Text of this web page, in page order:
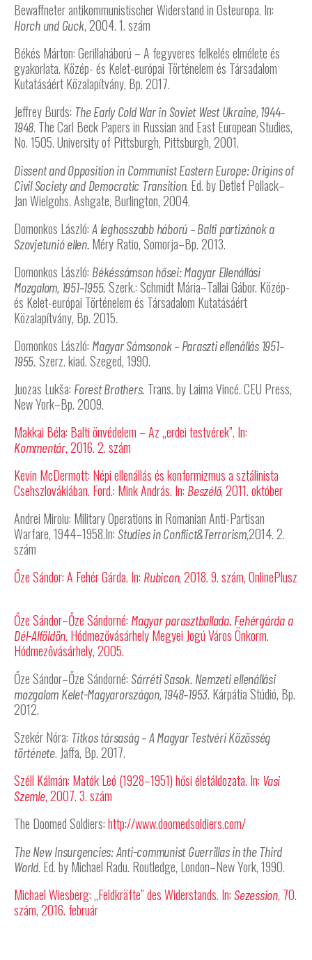
Bewaffneter antikommunistischer Widerstand in Osteuropa. In:
Horch und Guck, 2004. 1. szám
Békés Márton: Gerillaháború – A fegyveres felkelés elmélete és
gyakorlata. Közép- és Kelet-európai Történelem és Társadalom
Kutatásáért Közalapítvány, Bp. 2017.
Jeffrey Burds: The Early Cold War in Soviet West Ukraine, 1944–
1948. The Carl Beck Papers in Russian and East European Studies,
No. 1505. University of Pittsburgh, Pittsburgh, 2001.
Dissent and Opposition in Communist Eastern Europe: Origins of
Civil Society and Democratic Transition. Ed. by Detlef Pollack–
Jan Wielgohs. Ashgate, Burlington, 2004.
Domonkos László: A leghosszabb háború – Balti partizánok a
Szovjetunió ellen. Méry Ratio, Somorja–Bp. 2013.
Domonkos László: Békéssámson hősei: Magyar Ellenállási
Mozgalom, 1951–1955. Szerk.: Schmidt Mária–Tallai Gábor. Közép-
és Kelet-európai Történelem és Társadalom Kutatásáért
Közalapítvány, Bp. 2015.
Domonkos László: Magyar Sámsonok – Paraszti ellenállás 1951–
1955. Szerz. kiad. Szeged, 1990.
Juozas Lukša: Forest Brothers. Trans. by Laima Vincé. CEU Press,
New York–Bp. 2009.
Makkai Béla: Balti önvédelem – Az „erdei testvérek”. In:
Kommentár, 2016. 2. szám
Kevin McDermott: Népi ellenállás és konformizmus a sztálinista
Csehszlovákiában. Ford.: Mink András. In: Beszélő, 2011. október
Andrei Miroiu: Military Operations in Romanian Anti-Partisan
Warfare, 1944–1958.In: Studies in Conflict&Terrorism,2014. 2.
szám
Őze Sándor: A Fehér Gárda. In: Rubicon, 2018. 9. szám, OnlinePlusz
Őze Sándor–Őze Sándorné: Magyar parasztballada. Fehérgárda a
Dél-Alföldön. Hódmezővásárhely Megyei Jogú Város Önkorm.
Hódmezővásárhely, 2005.
Őze Sándor–Őze Sándorné: Sárréti Sasok. Nemzeti ellenállási
mozgalom Kelet-Magyarországon, 1948–1953. Kárpátia Stúdió, Bp.
2012.
Szekér Nóra: Titkos társaság – A Magyar Testvéri Közösség
története. Jaffa, Bp. 2017.
Széll Kálmán: Matók Leó (1928–1951) hősi életáldozata. In: Vasi
Szemle, 2007. 3. szám
The Doomed Soldiers:http://www.doomedsoldiers.com/
The New Insurgencies: Anti-communist Guerrillas in the Third
World. Ed. by Michael Radu. Routledge, London–New York, 1990.
Michael Wiesberg: „Feldkräfte” des Widerstands. In: Sezession, 70.
szám, 2016. február